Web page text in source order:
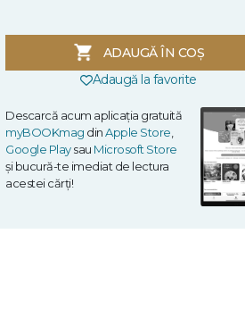
ADAUGĂ ÎN COȘ
Adaugă la favorite
Descarcă acum aplicația gratuită
myBOOKmag dinApple Store
Google Playsau Microsoft Store
și bucură-te imediat de lectura
acestei cărți!